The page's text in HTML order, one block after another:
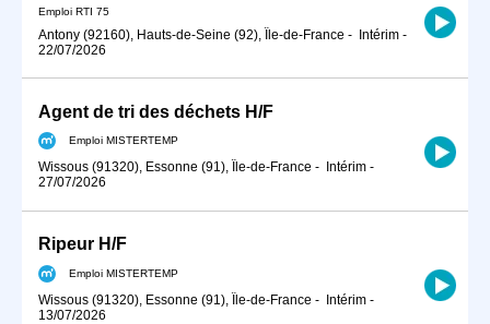
Emploi RTI 75
Antony (92160), Hauts-de-Seine (92), Île-de-France - Intérim -
22/07/2026
Agent de tri des déchets H/F
Emploi MISTERTEMP
Wissous (91320), Essonne (91), Île-de-France - Intérim -
27/07/2026
Ripeur H/F
Emploi MISTERTEMP
Wissous (91320), Essonne (91), Île-de-France - Intérim -
13/07/2026